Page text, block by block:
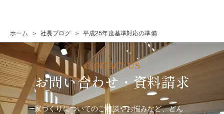
ホーム 社長ブログ 平成25年度基準対応の準備
お問い合わせ・資料請求
家づくりについてのご相談やお悩みなど、どん